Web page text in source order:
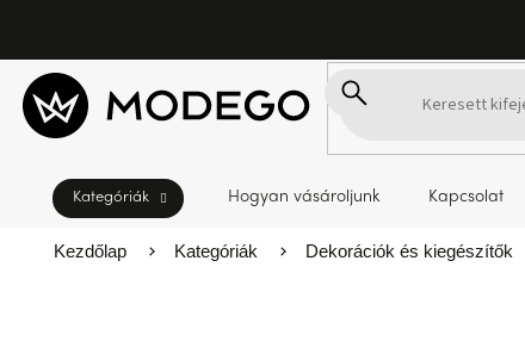
fő
tartalomhoz
Hogyan vásároljunk Kapcsolat
Kezdőlap Kategóriák Dekorációk és kiegészítők